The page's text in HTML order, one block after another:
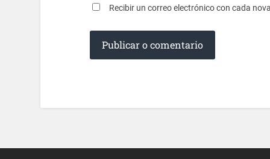
Recibir un correo electrónico con cada